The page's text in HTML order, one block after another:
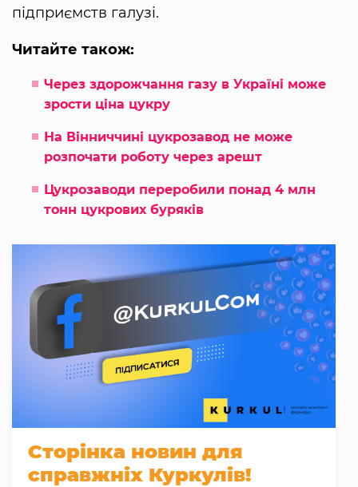
підприємств галузі.
Читайте також:
Через здорожчання газу в Україні може
зрости ціна цукру
На Вінниччині цукрозавод не може
розпочати роботу через арешт
Цукрозаводи переробили понад 4 млн
тонн цукрових буряків
Сторінка новин для
справжніх Куркулів!